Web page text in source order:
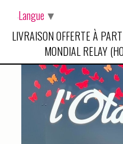
LIVRAISON OFFERTE À
MONDIAL RELAY
Langue ▼